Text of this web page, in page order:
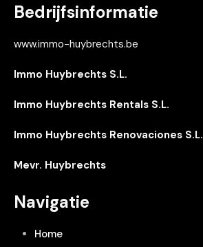
Bedrijfsinformatie
www.immo-huybrechts.be
Immo Huybrechts S.L.
Immo Huybrechts Rentals S.L.
Immo Huybrechts Renovaciones S.L.
Mevr. Huybrechts
Navigatie
Home